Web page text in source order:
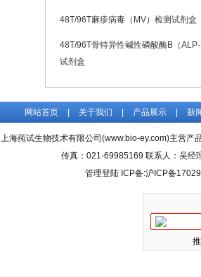
48T/96T麻疹病毒（MV）检测试剂盒
48T/96T骨特异性碱性磷酸酶B（
试剂盒
网站首页 关于我们 产品展示 新
上海莼试生物技术有限公司(www.bio-ey.com)主营产
传真：021-69985169 联系人：吴经
管理登陆 ICP备:沪ICP备